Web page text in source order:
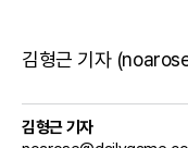
김형근 기자
김형근 기자